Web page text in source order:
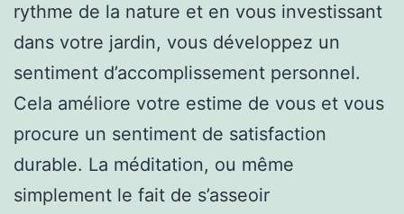
rythme de la nature et en vous investissant
dans votre jardin, vous développez un
sentiment d’accomplissement personnel.
Cela améliore votre estime de vous et vous
procure un sentiment de satisfaction
durable. La méditation, ou même
simplement le fait de s’asseoir